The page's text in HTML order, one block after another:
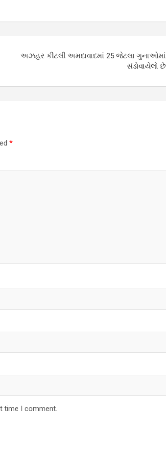
અઝહર કીટલી અમદાવાદમાં 25 જેટલા ગુનાઓમાં
સંડોવાયેલો છે
*
time I comment.